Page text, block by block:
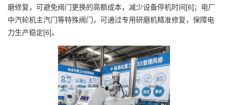
磨修复，可避免阀门更换的高额成本，减少设备停机时间[6]；电厂
中汽轮机主汽门等特殊阀门，可通过专用研磨机精准修复，保障电
力生产稳定[6]。